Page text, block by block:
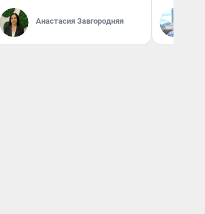
Анастасия Завгородняя